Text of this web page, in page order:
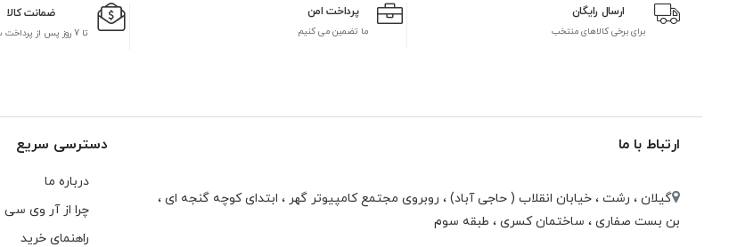
ارسال رایگان
برای برخی کالاهای منتخب
پرداخت امن
ما تضمین می کنیم
ضمانت کالا
تا 7 روز پس از پرداخت سفارش
ارتباط با ما
گیلان ، رشت ، خيابان انقلاب ( حاجی آباد) ، روبروی مجتمع كامپيوتر گهر ، ابتدای كوچه گنجه ای ،
بن بست صفاری ، ساختمان كسری ، طبقه سوم
دسترسی سریع
درباره ما
چرا از آر وی سی
راهنمای خرید